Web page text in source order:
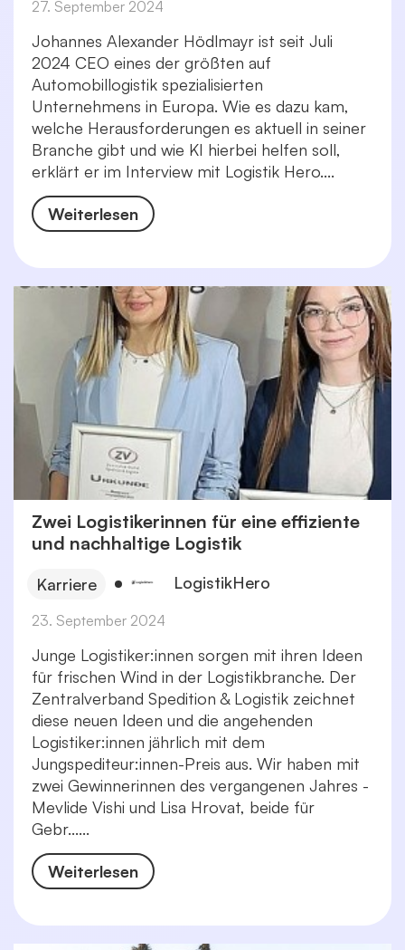
27. September 2024
Johannes Alexander Hödlmayr ist seit Juli
2024 CEO eines der größten auf
Automobillogistik spezialisierten
Unternehmens in Europa. Wie es dazu kam,
welche Herausforderungen es aktuell in seiner
Branche gibt und wie KI hierbei helfen soll,
erklärt er im Interview mit Logistik Hero....
Weiterlesen
Zwei Logistikerinnen für eine effiziente
und nachhaltige Logistik
Karriere LogistikHero
23. September 2024
Junge Logistiker:innen sorgen mit ihren Ideen
für frischen Wind in der Logistikbranche. Der
Zentralverband Spedition & Logistik zeichnet
diese neuen Ideen und die angehenden
Logistiker:innen jährlich mit dem
Jungspediteur:innen-Preis aus. Wir haben mit
zwei Gewinnerinnen des vergangenen Jahres -
Mevlide Vishi und Lisa Hrovat, beide für
Gebr......
Weiterlesen